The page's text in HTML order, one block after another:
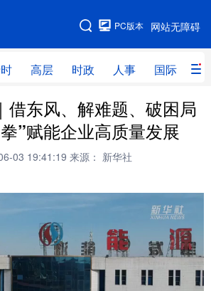
网站无障碍
PC版本
高层 时政 人事 国际 财
网站地图
高层 时政 人事
财经 网评 港澳
全球连线
科创 量子 体育
军事
视频 图片 政务
中央文件 金融 汽车
借东风、解难题、破困局
”赋能企业高质量发展
03 19:41:19 来源： 新华社